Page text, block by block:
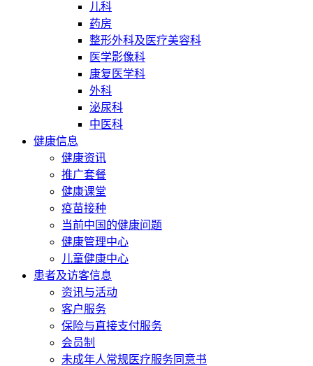
儿科
药房
整形外科及医疗美容科
医学影像科
康复医学科
外科
泌尿科
中医科
健康信息
健康资讯
推广套餐
健康课堂
疫苗接种
当前中国的健康问题
健康管理中心
儿童健康中心
患者及访客信息
资讯与活动
客户服务
保险与直接支付服务
会员制
未成年人常规医疗服务同意书